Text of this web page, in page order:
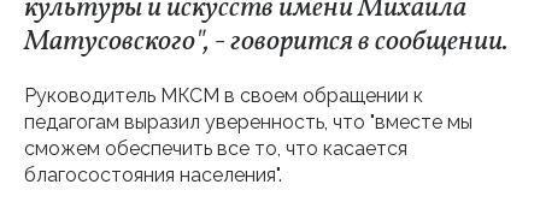
культуры и искусств имени Михаила
Матусовского", - говорится в сообщении.
Руководитель МКСМ в своем обращении к
педагогам выразил уверенность, что "вместе мы
сможем обеспечить все то, что касается
благосостояния населения".